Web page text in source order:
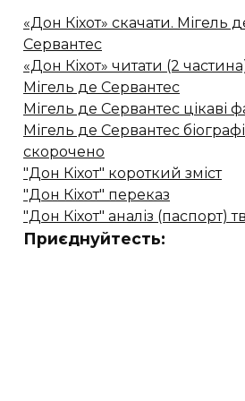
«Дон Кіхот» скачати. Мігель
Сервантес
«Дон Кіхот» читати (2
Мігель де Сервантес
Мігель де Сервантес цікаві
Мігель де Сервантес
скорочено
"Дон Кіхот" короткий зміст
"Дон Кіхот" переказ
"Дон Кіхот" аналіз (паспорт)
Приєднуйтесть: